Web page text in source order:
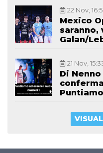
22 Nov,
Mexico
Galan/
21 Nov,
Di